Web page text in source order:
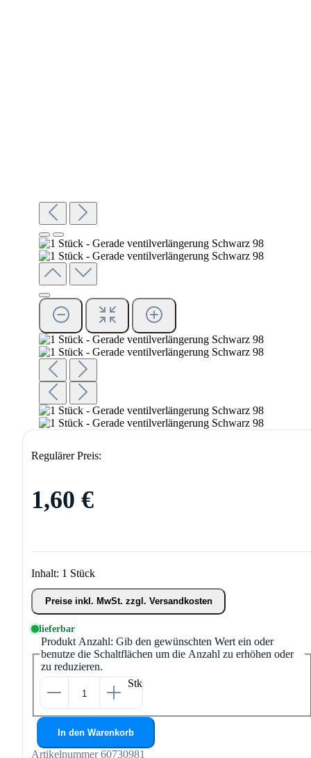
Regulärer Preis:
1,60 €
Inhalt: 1 Stück
Preise inkl. MwSt. zzgl. Versandkosten
lieferbar
Produkt Anzahl: Gib den gewünschten Wert ein oder
benutze die Schaltflächen um die Anzahl zu erhöhen oder
zu reduzieren.
Stk
In den Warenkorb
Artikelnummer 60730981